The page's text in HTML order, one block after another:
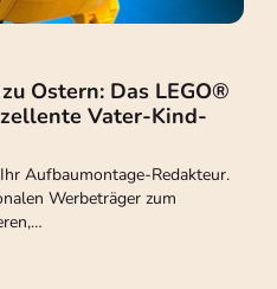
Ostern: Das LEGO®
Vater-Kind-
Aufbaumontage-Redakteur.
Werbeträger zum